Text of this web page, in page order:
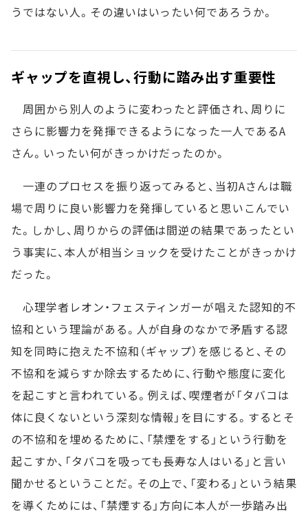
うではない人。その違いはいったい何であろうか。
ギャップを直視し、行動に踏み出す重要性
周囲から別人のように変わったと評価され、周りに
さらに影響力を発揮できるようになった一人であるA
さん。いったい何がきっかけだったのか。
一連のプロセスを振り返ってみると、当初Aさんは職
場で周りに良い影響力を発揮していると思いこんでい
た。しかし、周りからの評価は間逆の結果であったとい
う事実に、本人が相当ショックを受けたことがきっかけ
だった。
心理学者レオン・フェスティンガーが唱えた認知的不
協和という理論がある。人が自身のなかで矛盾する認
知を同時に抱えた不協和（ギャップ）を感じると、その
不協和を減らすか除去するために、行動や態度に変化
を起こすと言われている。例えば、喫煙者が「タバコは
体に良くないという深刻な情報」を目にする。するとそ
の不協和を埋めるために、「禁煙をする」という行動を
起こすか、「タバコを吸っても長寿な人はいる」と言い
聞かせるということだ。その上で、「変わる」という結果
を導くためには、「禁煙する」方向に本人が一歩踏み出